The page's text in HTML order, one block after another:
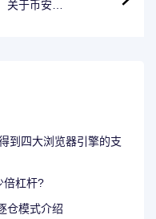
关于币安
到四大浏览器引擎的支
倍杠杆?
仓模式介绍